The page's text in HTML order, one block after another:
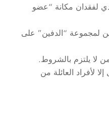
لفقدان مكانة “عضو
لمجموعة “الدفين” على
لا يلتزم بالشروط.
لأفراد العائلة من